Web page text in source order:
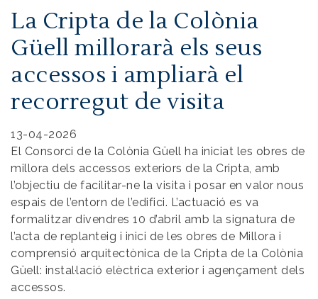
La Cripta de la Colònia
Güell millorarà els seus
accessos i ampliarà el
recorregut de visita
13-04-2026
El Consorci de la Colònia Güell ha iniciat les obres de
millora dels accessos exteriors de la Cripta, amb
l’objectiu de facilitar-ne la visita i posar en valor nous
espais de l’entorn de l’edifici. L’actuació es va
formalitzar divendres 10 d’abril amb la signatura de
l’acta de replanteig i inici de les obres de Millora i
comprensió arquitectònica de la Cripta de la Colònia
Güell: instal·lació elèctrica exterior i agençament dels
accessos.